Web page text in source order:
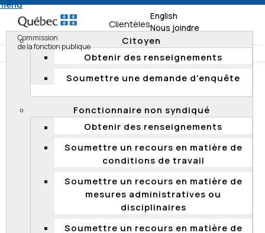
Commission
de la fonction publique
English
Nous joindre
Clientèles
Citoyen
Obtenir des renseignements
Soumettre une demande d'enquête
Fonctionnaire non syndiqué
Obtenir des renseignements
Soumettre un recours en matière de
conditions de travail
Soumettre un recours en matière de
mesures administratives ou
disciplinaires
Soumettre un recours en matière de
Accueil FAQ
FOIRE AUX QUESTIONS
LA COMMISSION DE LA FONCTION PUBLIQUE
Qu’est-ce que la Commission de la fonction
CLIENTÈLES